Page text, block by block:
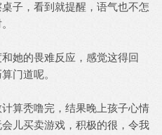
子，看到就提醒，语气也不怎
她的畏难反应，感觉这得回
门道呢。
算秃噜完，结果晚上孩子心情
儿买卖游戏，积极的很，令我